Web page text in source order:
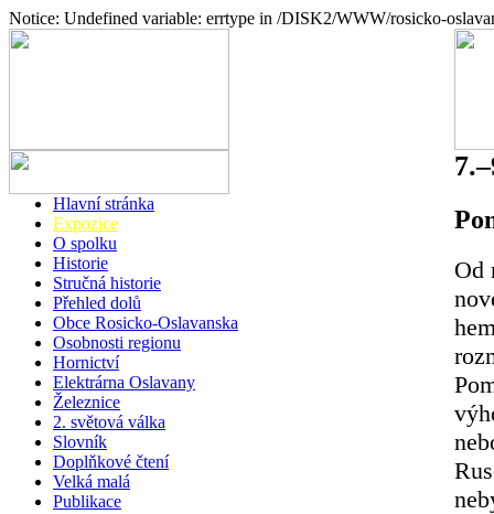
Notice: Undefined variable: errtype in /DISK2/WWW/rosicko-
Hlavní stránka
Expozice
O spolku
Historie
Stručná historie
Přehled dolů
Obce Rosicko-Oslavanska
Osobnosti regionu
Hornictví
Elektrárna Oslavany
Železnice
2. světová válka
Slovník
Doplňkové čtení
Velká malá
Publikace
Od